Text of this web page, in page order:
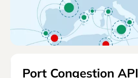
Port Congestion API